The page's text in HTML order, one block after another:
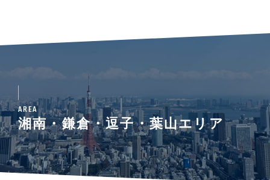
AREA
湘南・鎌倉・逗子・葉山エリア